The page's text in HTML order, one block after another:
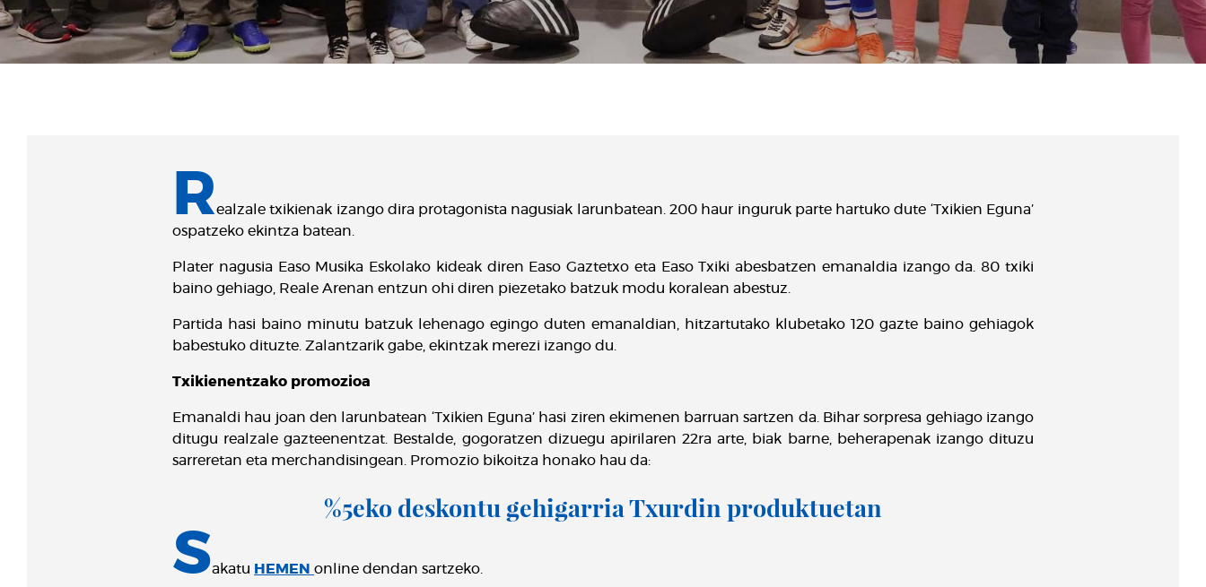
Realzale txikienak izango dira protagonista nagusiak larunbatean. 200 haur inguruk parte hartuko dute ‘Txikien Eguna’
ospatzeko ekintza batean.
Plater nagusia Easo Musika Eskolako kideak diren Easo Gaztetxo eta Easo Txiki abesbatzen emanaldia izango da. 80 txiki
baino gehiago, Reale Arenan entzun ohi diren piezetako batzuk modu koralean abestuz.
Partida hasi baino minutu batzuk lehenago egingo duten emanaldian, hitzartutako klubetako 120 gazte baino gehiagok
babestuko dituzte. Zalantzarik gabe, ekintzak merezi izango du.
Txikienentzako promozioa
Emanaldi hau joan den larunbatean ‘Txikien Eguna’ hasi ziren ekimenen barruan sartzen da. Bihar sorpresa gehiago izango
ditugu realzale gazteenentzat. Bestalde, gogoratzen dizuegu apirilaren 22ra arte, biak barne, beherapenak izango dituzu
sarreretan eta merchandisingean. Promozio bikoitza honako hau da:
%5eko deskontu gehigarria Txurdin produktuetan
Sakatu HEMEN online dendan sartzeko.